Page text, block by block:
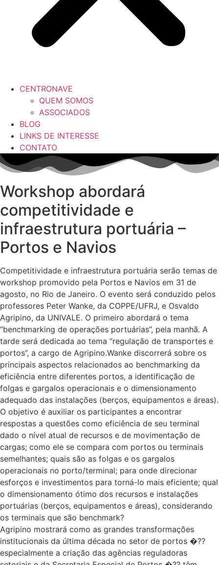
CENTRONAVE
QUEM SOMOS
ASSOCIADOS
BLOG
LINKS DE INTERESSE
CONTATO
Workshop abordará
competitividade e
infraestrutura portuária –
Portos e Navios
Competitividade e infraestrutura portuária serão temas de
workshop promovido pela Portos e Navios em 31 de
agosto, no Rio de Janeiro. O evento será conduzido pelos
professores Peter Wanke, da COPPE/UFRJ, e Osvaldo
Agripino, da UNIVALE. O primeiro abordará o tema
“benchmarking de operações portuárias”, pela manhã. A
tarde será dedicada ao tema “regulação de transportes e
portos”, a cargo de Agripino.Wanke discorrerá sobre os
principais aspectos relacionados ao benchmarking da
eficiência entre diferentes portos, a identificação de
folgas e gargalos operacionais e o dimensionamento
adequado das instalações (berços, equipamentos e áreas).
O objetivo é auxiliar os participantes a encontrar
respostas a questões como eficiência de seu terminal
dado o nível atual de recursos e de movimentação de
cargas; como ele se compara com portos ou terminais
semelhantes; quais são as folgas e os gargalos
operacionais no porto/terminal; para onde direcionar
esforços e investimentos para torná-lo mais eficiente; qual
o dimensionamento ótimo dos recursos e instalações
portuárias (berços, equipamentos e áreas), considerando
os terminais que são benchmark?
Agripino mostrará como as grandes transformações
institucionais da última década no setor de portos �??
especialmente a criação das agências reguladoras